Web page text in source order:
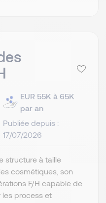
EUR 55K à 65K
par an
Publiée depuis :
17/07/2026
structure à taille
cosmétiques, son
F/H capable de
les process et